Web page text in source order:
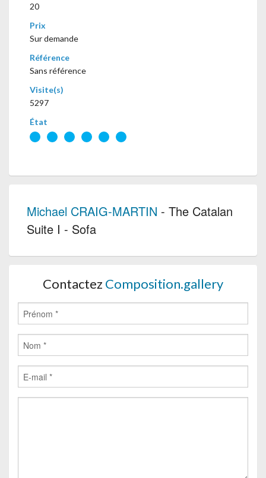
20
Prix
Sur demande
Référence
Sans référence
Visite(s)
5297
État
Michael CRAIG-MARTIN - The Catalan
Suite I - Sofa
Contactez Composition.gallery